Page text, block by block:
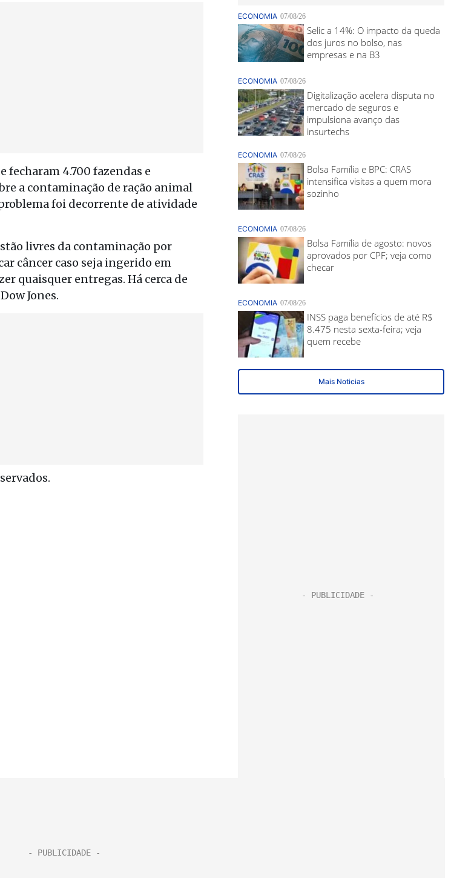
4.700 fazendas e
a contaminação de ração animal
foi decorrente de atividade
livres da contaminação por
câncer caso seja ingerido em
quaisquer entregas. Há cerca de
Jones.